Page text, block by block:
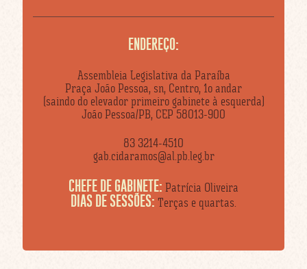
ENDEREÇO:
Assembleia Legislativa da Paraíba
Praça João Pessoa, sn, Centro, 1o andar
(saindo do elevador primeiro gabinete à esquerda)
João Pessoa/PB, CEP 58013-900
83 3214-4510
gab.cidaramos@al.pb.leg.br
CHEFE DE GABINETE: Patrícia Oliveira
DIAS DE SESSÕES: Terças e quartas.